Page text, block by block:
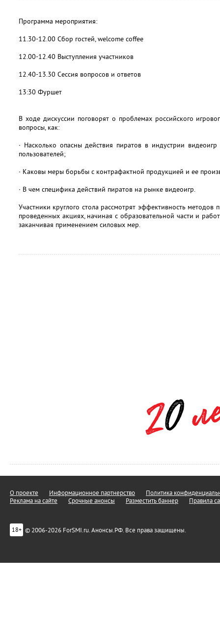
Программа мероприятия:
11.30-12.00 Сбор гостей, welcome coffee
12.00-12.40 Выступления участников
12.40-13.30 Сессия вопросов и ответов
13:30 Фуршет
В ходе дискуссии поговорят о проблемах российского
вопросы, как:
∙ Насколько опасны действия пиратов в индустрии
пользователей;
∙ Каковы меры борьбы с контрафактной продукцией и ее
∙ В чем специфика действий пиратов на рынке видеоигр.
Участники круглого стола рассмотрят эффективность методов
проведенных акциях, начиная с образовательной части и
заканчивая применением силовых мер.
О проекте Информационное партнерство
Политика
Реклама на сайте
Срочные анонсы Разместить баннер Правила
18+ © 2006-2026 ForSMI.ru. Анонсы.РФ. Все права защищены.